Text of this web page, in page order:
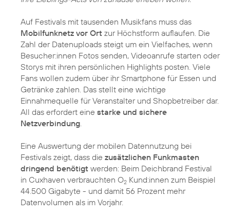
Auf Festivals mit tausenden Musikfans muss das
Mobilfunknetz vor Ort zur Höchstform auflaufen. Die
Zahl der Datenuploads steigt um ein Vielfaches, wenn
Besucher:innen Fotos senden, Videoanrufe starten oder
Storys mit ihren persönlichen Highlights posten. Viele
Fans wollen zudem über ihr Smartphone für Essen und
Getränke zahlen. Das stellt eine wichtige
Einnahmequelle für Veranstalter und Shopbetreiber dar.
All das erfordert eine starke und sichere
Netzverbindung
Eine Auswertung der mobilen Datennutzung bei
Festivals zeigt, dass die zusätzlichen Funkmasten
dringend benötigt werden: Beim Deichbrand Festival
in Cuxhaven verbrauchten O2 Kund:innen zum Beispiel
44.500 Gigabyte - und damit 56 Prozent mehr
Datenvolumen als im Vorjahr.